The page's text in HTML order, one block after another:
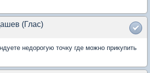
(Глас)
недорогую точку где можно прикупить